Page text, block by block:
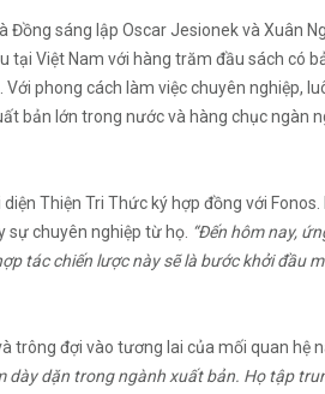
sáng lập Oscar Jesionek và Xuân
tại Việt Nam với hàng trăm đầu sách có
phong cách làm việc chuyên nghiệp,
bản lớn trong nước và hàng chục ngàn
Thiện Tri Thức ký hợp đồng với Fonos.
sự chuyên nghiệp từ họ. “Đến hôm nay,
tác chiến lược này sẽ là bước khởi đầu
trông đợi vào tương lai của mối quan hệ
dày dặn trong ngành xuất bản. Họ tập